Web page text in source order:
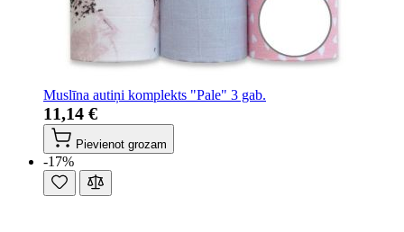
Muslīna autiņi komplekts "Pale" 3 gab.
11,14 €
Pievienot grozam
-17%